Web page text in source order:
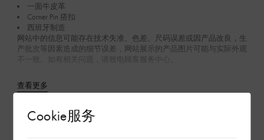
Cookie服务
一面牛皮革
Corner Pin 搭扣
西班牙制造
网站中的信息可能存在技术失准、色差、尺码误差或因产品改良，生
产批次等因素造成的细节误差，网站展示的产品图片可能与实际外观
不一致。如有相关问题，请致电顾客服务中心。
查看更多
在专卖店内探索